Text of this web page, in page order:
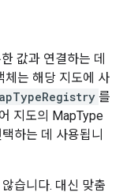
값과 연결하는 데
체는 해당 지도에 사
를
지도의 MapType
하는 데 사용됩니
습니다. 대신 맞춤